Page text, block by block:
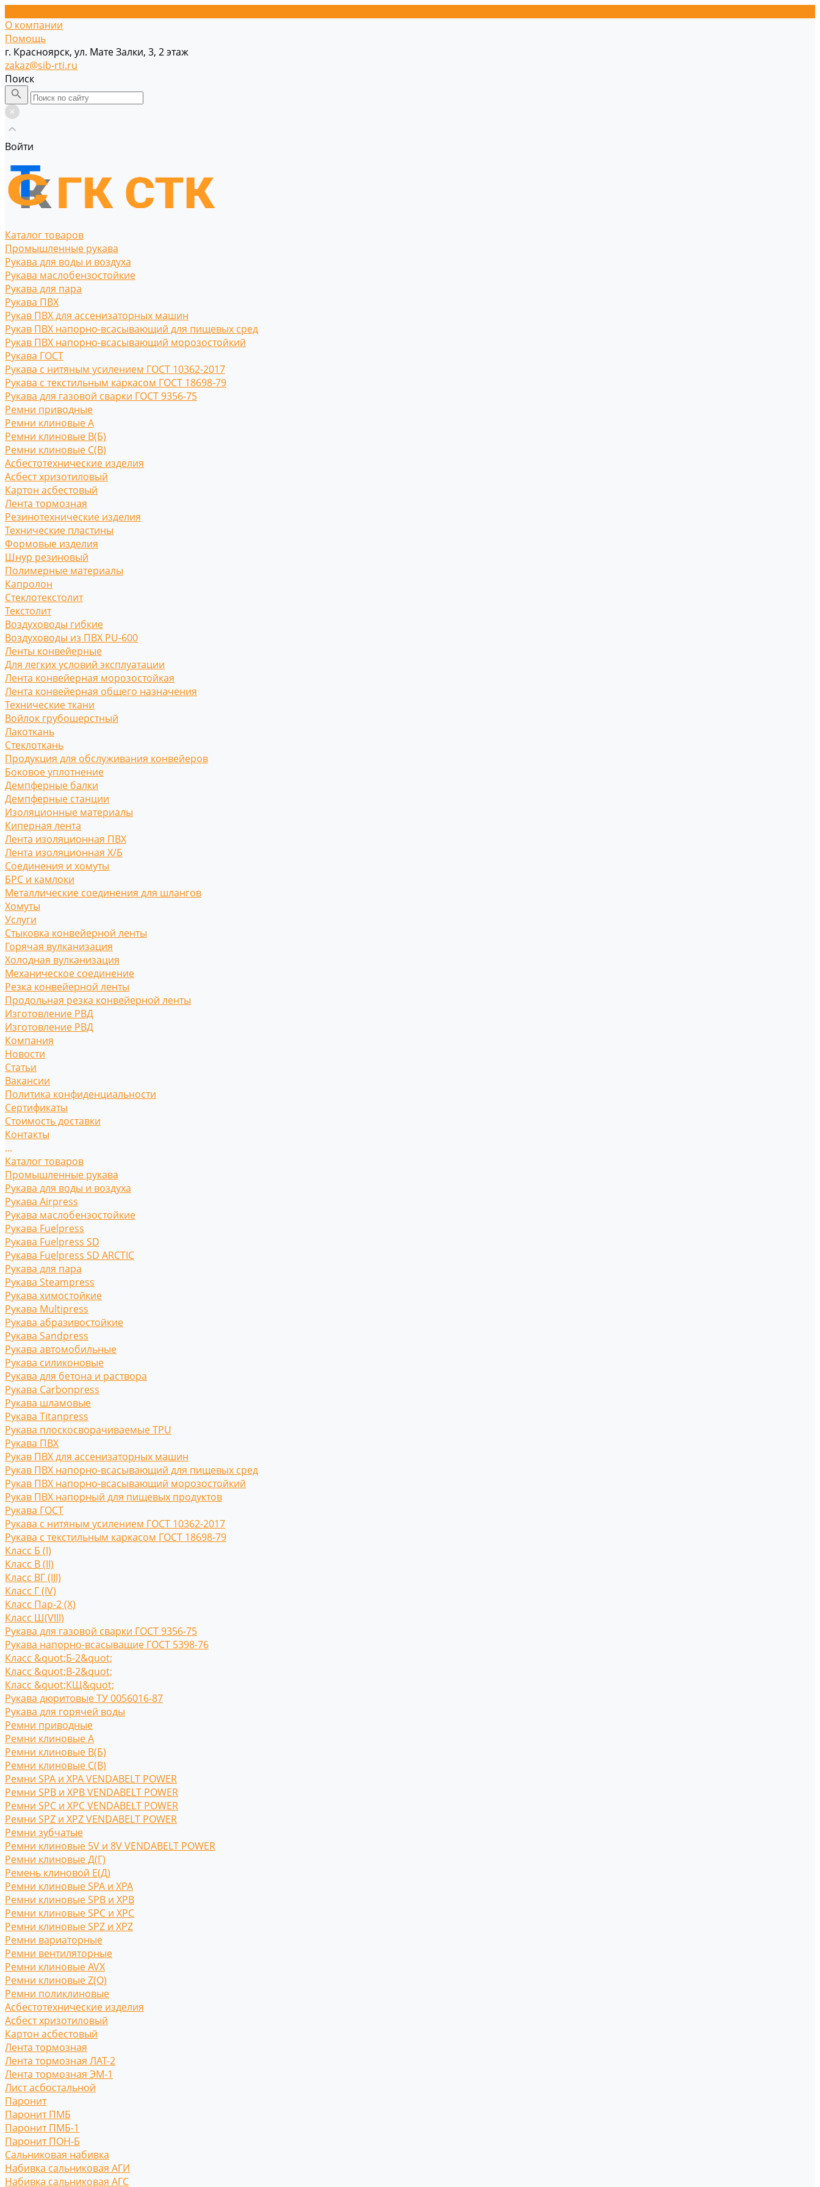
О компании
Помощь
г. Красноярск, ул. Мате Залки, 3, 2 этаж
zakaz@sib-rti.ru
Поиск
Войти
Каталог товаров
Промышленные рукава
Рукава для воды и воздуха
Рукава маслобензостойкие
Рукава для пара
Рукава ПВХ
Рукав ПВХ для ассенизаторных машин
Рукав ПВХ напорно-всасывающий для пищевых сред
Рукав ПВХ напорно-всасывающий морозостойкий
Рукава ГОСТ
Рукава с нитяным усилением ГОСТ 10362-2017
Рукава с текстильным каркасом ГОСТ 18698-79
Рукава для газовой сварки ГОСТ 9356-75
Ремни приводные
Ремни клиновые A
Ремни клиновые В(Б)
Ремни клиновые С(B)
Асбестотехнические изделия
Асбест хризотиловый
Картон асбестовый
Лента тормозная
Резинотехнические изделия
Технические пластины
Формовые изделия
Шнур резиновый
Полимерные материалы
Капролон
Стеклотекстолит
Текстолит
Воздуховоды гибкие
Воздуховоды из ПВХ PU-600
Ленты конвейерные
Для легких условий эксплуатации
Лента конвейерная морозостойкая
Лента конвейерная общего назначения
Технические ткани
Войлок грубошерстный
Лакоткань
Стеклоткань
Продукция для обслуживания конвейеров
Боковое уплотнение
Демпферные балки
Демпферные станции
Изоляционные материалы
Киперная лента
Лента изоляционная ПВХ
Лента изоляционная Х/Б
Соединения и хомуты
БРС и камлоки
Металлические соединения для шлангов
Хомуты
Услуги
Стыковка конвейерной ленты
Горячая вулканизация
Холодная вулканизация
Механическое соединение
Резка конвейерной ленты
Продольная резка конвейерной ленты
Изготовление РВД
Изготовление РВД
Компания
Новости
Статьи
Вакансии
Политика конфиденциальности
Сертификаты
Стоимость доставки
Контакты
...
Каталог товаров
Промышленные рукава
Рукава для воды и воздуха
Рукава Airpress
Рукава маслобензостойкие
Рукава Fuelpress
Рукава Fuelpress SD
Рукава Fuelpress SD ARCTIC
Рукава для пара
Рукава Steampress
Рукава химостойкие
Рукава Multipress
Рукава абразивостойкие
Рукава Sandpress
Рукава автомобильные
Рукава силиконовые
Рукава для бетона и раствора
Рукава Carbonpress
Рукава шламовые
Рукава Titanpress
Рукава плоскосворачиваемые TPU
Рукава ПВХ
Рукав ПВХ для ассенизаторных машин
Рукав ПВХ напорно-всасывающий для пищевых сред
Рукав ПВХ напорно-всасывающий морозостойкий
Рукав ПВХ напорный для пищевых продуктов
Рукава ГОСТ
Рукава с нитяным усилением ГОСТ 10362-2017
Рукава с текстильным каркасом ГОСТ 18698-79
Класс Б (I)
Класс В (II)
Класс ВГ (III)
Класс Г (IV)
Класс Пар-2 (X)
Класс Ш(VIII)
Рукава для газовой сварки ГОСТ 9356-75
Рукава напорно-всасыващие ГОСТ 5398-76
Класс &quot;Б-2&quot;
Класс &quot;В-2&quot;
Класс &quot;КЩ&quot;
Рукава дюритовые ТУ 0056016-87
Рукава для горячей воды
Ремни приводные
Ремни клиновые A
Ремни клиновые В(Б)
Ремни клиновые С(B)
Ремни SPA и XPA VENDABELT POWER
Ремни SPB и XPB VENDABELT POWER
Ремни SPC и XPC VENDABELT POWER
Ремни SPZ и XPZ VENDABELT POWER
Ремни зубчатые
Ремни клиновые 5V и 8V VENDABELT POWER
Ремни клиновые Д(Г)
Ремень клиновой Е(Д)
Ремни клиновые SPA и XPA
Ремни клиновые SPB и XPB
Ремни клиновые SPC и XPC
Ремни клиновые SPZ и XPZ
Ремни вариаторные
Ремни вентиляторные
Ремни клиновые AVX
Ремни клиновые Z(O)
Ремни поликлиновые
Асбестотехнические изделия
Асбест хризотиловый
Картон асбестовый
Лента тормозная
Лента тормозная ЛАТ-2
Лента тормозная ЭМ-1
Лист асбостальной
Паронит
Паронит ПМБ
Паронит ПМБ-1
Паронит ПОН-Б
Сальниковая набивка
Набивка сальниковая АГИ
Набивка сальниковая АГС